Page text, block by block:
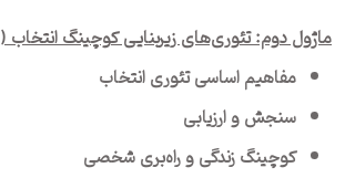
ماژول دوم: تئوری‌های زیربنایی کوچینگ انتخاب (۳ ماه)
مفاهیم اساسی تئوری انتخاب
سنجش و ارزیابی
کوچینگ زندگی و راه‌بری شخصی